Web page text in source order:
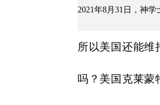
2021年8月31日，神
所以美国还能维
吗？美国克莱蒙